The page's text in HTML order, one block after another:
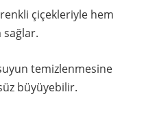
çiçekleriyle hem
sağlar.
temizlenmesine
büyüyebilir.